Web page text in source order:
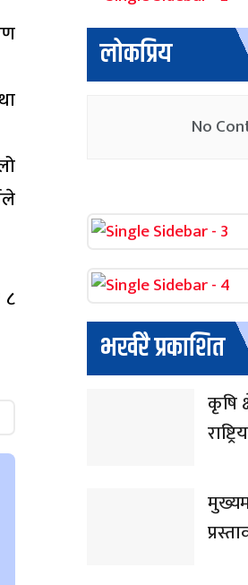
लोकप्रिय
No
भर्खरै प्रकाशित
कृषि